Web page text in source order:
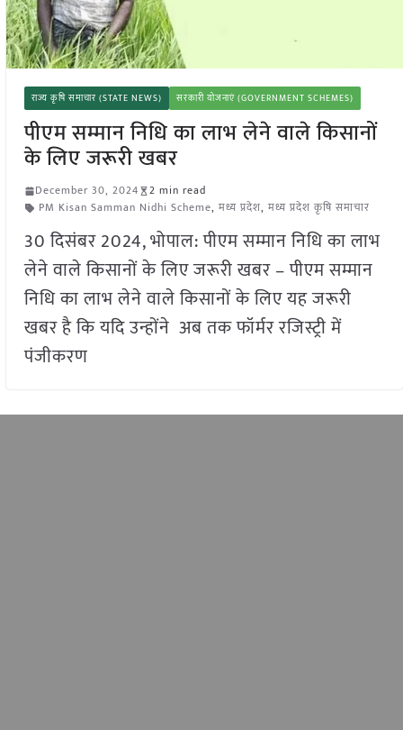
राज्य कृषि समाचार (STATE NEWS) सरकारी योजनाएं (GOVERNMENT SCHEMES)
पीएम सम्मान निधि का लाभ लेने वाले किसानों
के लिए जरूरी खबर
December 30, 2024
2 min read
PM Kisan Samman Nidhi Scheme, मध्य प्रदेश, मध्य प्रदेश कृषि समाचार
30 दिसंबर 2024, भोपाल: पीएम सम्मान निधि का लाभ
लेने वाले किसानों के लिए जरूरी खबर – पीएम सम्मान
निधि का लाभ लेने वाले किसानों के लिए यह जरूरी
खबर है कि यदि उन्होंने अब तक फॉर्मर रजिस्ट्री में
पंजीकरण